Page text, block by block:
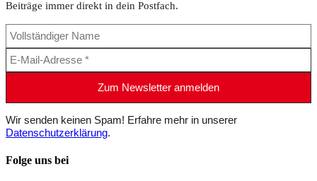
Beiträge immer direkt in dein Postfach.
Wir senden keinen Spam! Erfahre mehr in unserer
Datenschutzerklärung.
Folge uns bei